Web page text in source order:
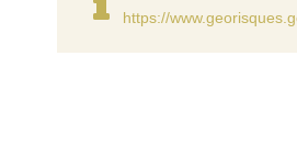
https://